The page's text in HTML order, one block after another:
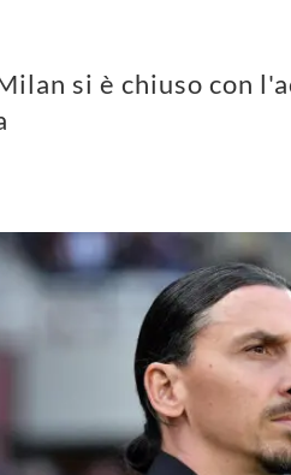
si è chiuso con